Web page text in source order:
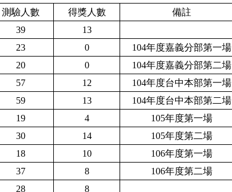
測驗人數 得獎人數
備註
39
13
23 0
104年度嘉義分部第一場
20 0
104年度嘉義分部第二場
57 12
104年度台中本部第一場
59 13
104年度台中本部第二場
19 4
105年度第一場
30 14
105年度第二場
18 10
106年度第一場
37 8
106年度第二場
28
8